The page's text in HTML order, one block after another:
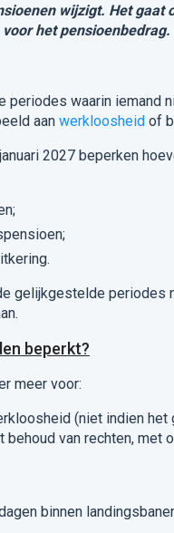
wijzigt. Het
het pensioenbedrag.
periodes waarin iemand
aan werkloosheidof
2027 beperken
gelijkgestelde
beperkt?
meer voor:
(niet indien
van rechten, met
binnen